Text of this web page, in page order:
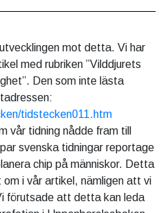
mot detta. Vi har
med rubriken ”Vilddjurets
Den som inte lästa
tidstecken011.htm
vår tidning nådde fram till
svenska tidningar reportage
chip på människor. Detta
i vår artikel, nämligen att vi
förutsade att detta kan leda